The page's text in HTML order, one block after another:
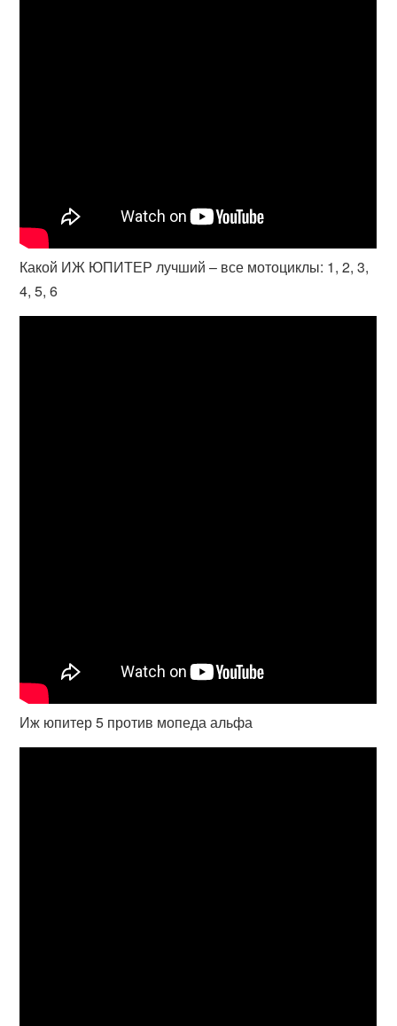
Какой ИЖ ЮПИТЕР лучший – все мотоциклы: 1, 2, 3,
4, 5, 6
Иж юпитер 5 против мопеда альфа